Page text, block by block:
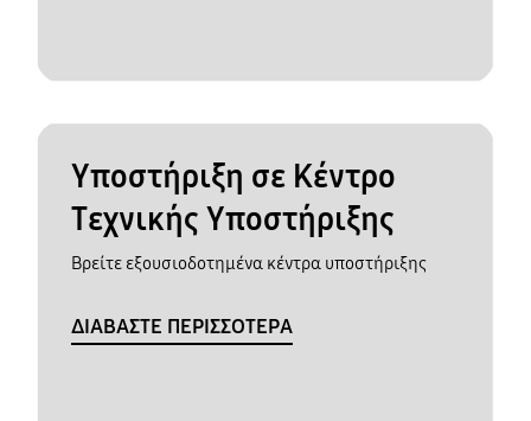
Υποστήριξη σε Κέντρο
Τεχνικής Υποστήριξης
Βρείτε εξουσιοδοτημένα κέντρα υποστήριξης
ΔΙΑΒΑΣΤΕ ΠΕΡΙΣΣΟΤΕΡΑ